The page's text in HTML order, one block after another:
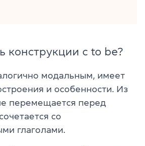
конструкции с to be?
модальным, имеет
и особенности. Из
перемещается перед
со
глаголами.